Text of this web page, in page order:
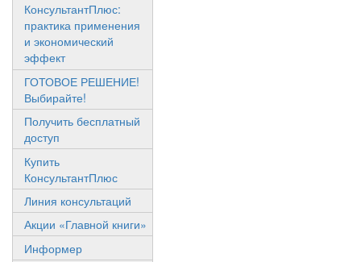
КонсультантПлюс:
практика применения
и экономический
эффект
ГОТОВОЕ РЕШЕНИЕ!
Выбирайте!
Получить бесплатный
доступ
Купить
КонсультантПлюс
Линия консультаций
Акции «Главной книги»
Информер